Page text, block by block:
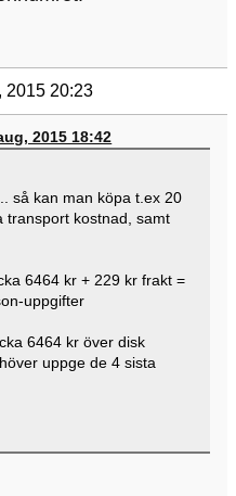
2015 20:23
2015 18:42
så kan man köpa t.ex 20
transport kostnad, samt
6464 kr + 229 kr frakt =
uppgifter
6464 kr över disk
uppge de 4 sista